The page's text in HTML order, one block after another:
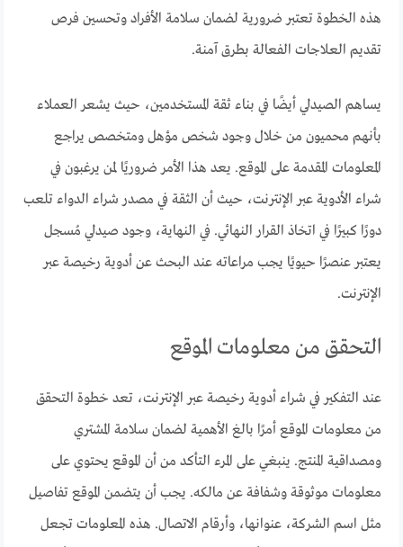
هذه الخطوة تعتبر ضرورية لضمان سلامة الأفراد وتحسين فرص
تقديم العلاجات الفعالة بطرق آمنة.
يساهم الصيدلي أيضًا في بناء ثقة المستخدمين، حيث يشعر العملاء
بأنهم محميون من خلال وجود شخص مؤهل ومتخصص يراجع
المعلومات المقدمة على الموقع. يعد هذا الأمر ضروريًا لمن يرغبون في
شراء الأدوية عبر الإنترنت، حيث أن الثقة في مصدر شراء الدواء تلعب
دورًا كبيرًا في اتخاذ القرار النهائي. في النهاية، وجود صيدلي مُسجل
يعتبر عنصرًا حيويًا يجب مراعاته عند البحث عن أدوية رخيصة عبر
الإنترنت.
التحقق من معلومات الموقع
عند التفكير في شراء أدوية رخيصة عبر الإنترنت، تعد خطوة التحقق
من معلومات الموقع أمرًا بالغ الأهمية لضمان سلامة المشتري
ومصداقية المنتج. ينبغي على المرء التأكد من أن الموقع يحتوي على
معلومات موثوقة وشفافة عن مالكه. يجب أن يتضمن الموقع تفاصيل
مثل اسم الشركة، عنوانها، وأرقام الاتصال. هذه المعلومات تجعل